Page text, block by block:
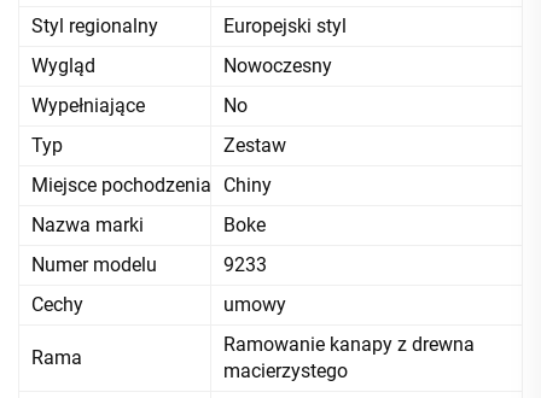
Styl regionalny
Europejski styl
Wygląd
Nowoczesny
Wypełniające
No
Typ
Zestaw
Miejsce pochodzenia
Chiny
Nazwa marki
Boke
Numer modelu
9233
Cechy
umowy
Rama
Ramowanie kanapy z drewna
macierzystego